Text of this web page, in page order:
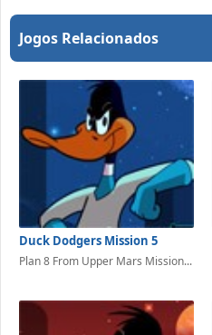
Jogos Relacionados
Duck Dodgers Mission 5
Plan 8 From Upper Mars Mission...